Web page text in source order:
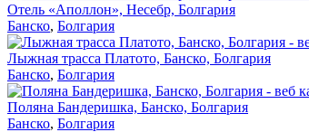
Отель «Аполлон», Несебр, Болгария
Банско, Болгария
Лыжная трасса Платото, Банско, Болгария
Банско, Болгария
Поляна Бандеришка, Банско, Болгария
Банско, Болгария